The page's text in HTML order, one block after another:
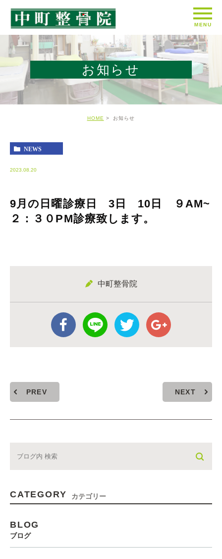
お知らせ
HOME お知らせ
NEWS
2023.08.20
9月の日曜診療日 3日 10日 ９AM~
２：３０PM診療致します。
中町整骨院
PREV NEXT
CATEGORY カテゴリー
BLOG
ブログ